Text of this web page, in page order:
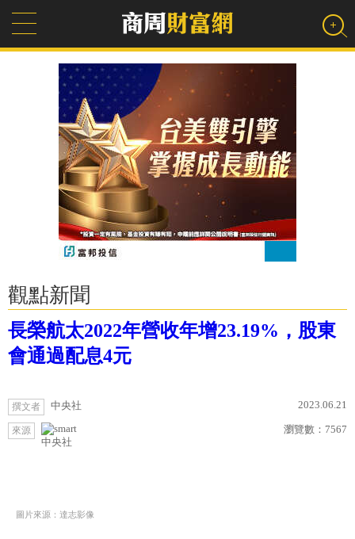
觀點新聞
長榮航太2022年營收年增23.19%，股東
會通過配息4元
撰文者 中央社 2023.06.21
來源
中央社
瀏覽數： 7567
圖片來源：達志影像